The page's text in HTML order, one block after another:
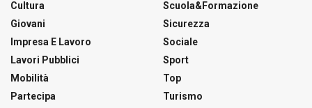
Cultura
Giovani
Impresa E Lavoro
Lavori Pubblici
Mobilità
Partecipa
Scuola&Formazione
Sicurezza
Sociale
Sport
Top
Turismo